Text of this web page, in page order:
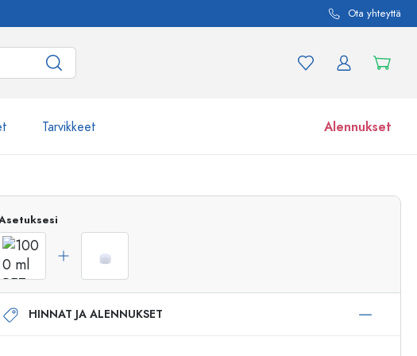
Ota yhteyttä
Tarvikkeet Alennukset
Lasipurkit
HINNAT JA ALENNUKSET